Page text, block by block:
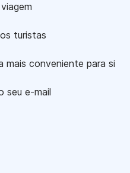
turistas
conveniente para si
seu e-mail